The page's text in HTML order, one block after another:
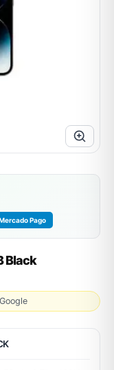
Pago
Black